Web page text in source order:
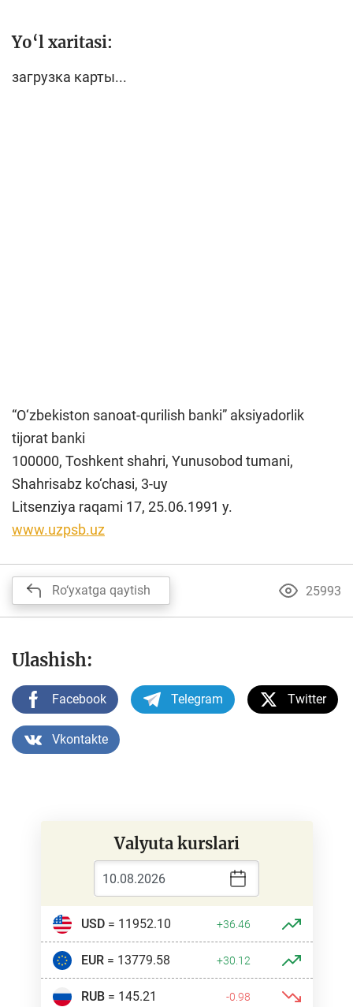
Yo‘l xaritasi:
загрузка карты...
“O‘zbekiston sanoat-qurilish banki” aksiyadorlik
tijorat banki
100000, Toshkent shahri, Yunusobod tumani,
Shahrisabz ko‘chasi, 3-uy
Litsenziya raqami 17, 25.06.1991 y.
www.uzpsb.uz
Ro‘yxatga qaytish 25993
Ulashish:
Facebook Telegram Twitter
Vkontakte
Valyuta kurslari
USD= 11952.10 +36.46
EUR= 13779.58 +30.12
RUB= 145.21 -0.98